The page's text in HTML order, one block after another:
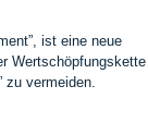
ist eine neue
Wertschöpfungskette
zu vermeiden.